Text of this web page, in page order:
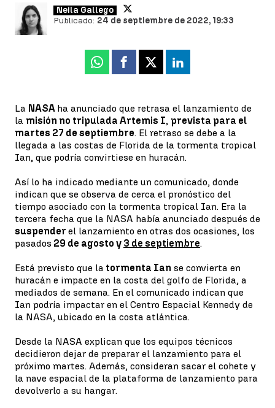
Neila Gallego
Publicado: 24 de septiembre de 2022, 19:33
Whatsapp
Facebook
X Linkedin
La NASA ha anunciado que retrasa el lanzamiento de
la misión no tripulada Artemis I, prevista para el
martes 27 de septiembre. El retraso se debe a la
llegada a las costas de Florida de la tormenta tropical
Ian, que podría convirtiese en huracán.
Así lo ha indicado mediante un comunicado, donde
indican que se observa de cerca el pronóstico del
tiempo asociado con la tormenta tropical Ian. Era la
tercera fecha que la NASA había anunciado después de
suspender el lanzamiento en otras dos ocasiones, los
pasados 29 de agosto y 3 de septiembre.
Está previsto que la tormenta Ian se convierta en
huracán e impacte en la costa del golfo de Florida, a
mediados de semana. En el comunicado indican que
Ian podría impactar en el Centro Espacial Kennedy de
la NASA, ubicado en la costa atlántica.
Desde la NASA explican que los equipos técnicos
decidieron dejar de preparar el lanzamiento para el
próximo martes. Además, consideran sacar el cohete y
la nave espacial de la plataforma de lanzamiento para
devolverlo a su hangar.